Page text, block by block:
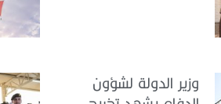
وزير الدولة لشؤون